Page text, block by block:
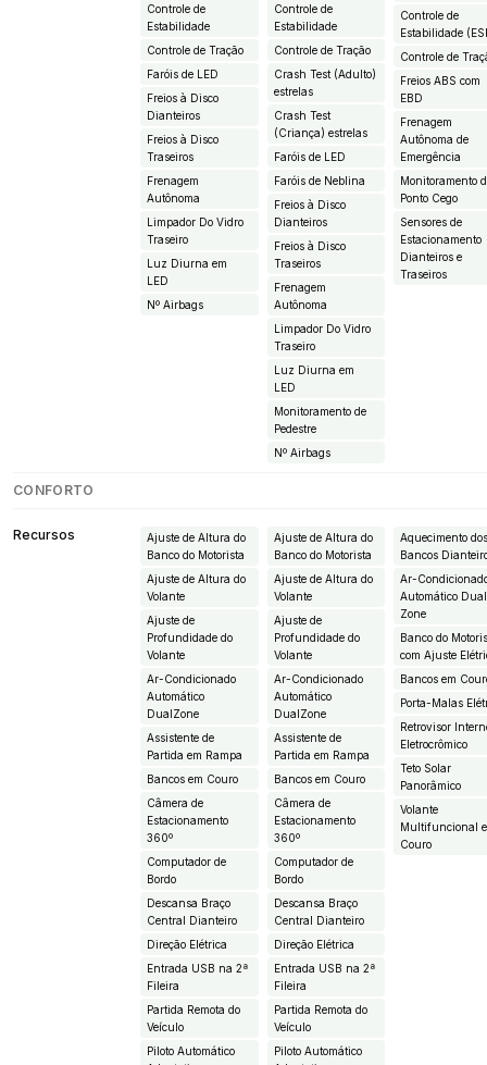
Controle de
Estabilidade
Controle de Tração
Faróis de LED
Freios à Disco
Dianteiros
Freios à Disco
Traseiros
Frenagem
Autônoma
Limpador Do Vidro
Traseiro
Luz Diurna em
LED
Nº Airbags
Controle de
Estabilidade
Controle de Tração
Crash Test (Adulto)
estrelas
Crash Test
(Criança) estrelas
Faróis de LED
Faróis de Neblina
Freios à Disco
Dianteiros
Freios à Disco
Traseiros
Frenagem
Autônoma
Limpador Do Vidro
Traseiro
Luz Diurna em
LED
Monitoramento de
Pedestre
Nº Airbags
Controle de
Estabilidade
Controle de
Freios ABS com
EBD
Frenagem
Autônoma de
Emergência
Monitoramento
Ponto Cego
Sensores de
Estacionamento
Dianteiros e
Traseiros
CONFORTO
Recursos
Ajuste de Altura do
Banco do Motorista
Ajuste de Altura do
Volante
Ajuste de
Profundidade do
Volante
Ar-Condicionado
Automático
DualZone
Assistente de
Partida em Rampa
Bancos em Couro
Câmera de
Estacionamento
360º
Computador de
Bordo
Descansa Braço
Central Dianteiro
Direção Elétrica
Entrada USB na 2ª
Fileira
Partida Remota do
Veículo
Piloto Automático
Ajuste de Altura do
Banco do Motorista
Ajuste de Altura do
Volante
Ajuste de
Profundidade do
Volante
Ar-Condicionado
Automático
DualZone
Assistente de
Partida em Rampa
Bancos em Couro
Câmera de
Estacionamento
360º
Computador de
Bordo
Descansa Braço
Central Dianteiro
Direção Elétrica
Entrada USB na 2ª
Fileira
Partida Remota do
Veículo
Piloto Automático
Aquecimento
Bancos
Ar-
Automático Dual
Zone
Banco do
com Ajuste
Bancos em
Porta-Malas
Retrovisor
Eletrocrômico
Teto Solar
Panorâmico
Volante
Multifuncional
Couro